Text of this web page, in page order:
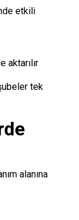
etkili
aktarılır
tek
alanına